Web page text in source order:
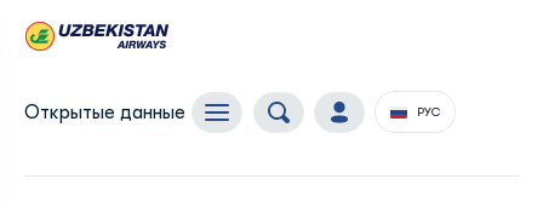
Открытые данные РУС